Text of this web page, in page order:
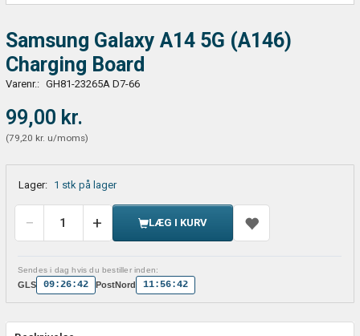
Samsung Galaxy A14 5G (A146)
Charging Board
Varenr.: GH81-23265A D7-66
99,00 kr.
(79,20 kr. u/moms)
Lager: 1 stk på lager
LÆG I KURV
Sendes i dag hvis du bestiller inden:
GLS 09:26:42 PostNord 11:56:42